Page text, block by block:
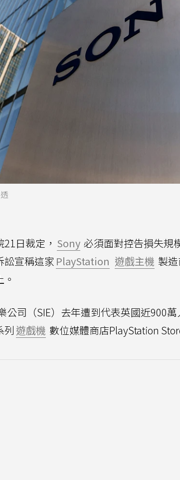
日裁定， Sony 必須面對控告損失規
訟宣稱這家 PlayStation 遊戲主機 製
公司（SIE）去年遭到代表英國近900
列 遊戲機 數位媒體商店PlayStation